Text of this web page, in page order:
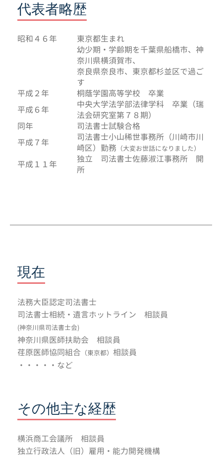
代表者略歴
昭和４６年
東京都生まれ
幼少期・学齢期を千葉県船橋市、神
奈川県横須賀市、
奈良県奈良市、東京都杉並区で過ご
す
平成２年
桐蔭学園高等学校 卒業
平成６年
中央大学法学部法律学科 卒業（瑞
法会研究室第７８期）
同年
司法書士試験合格
平成７年
司法書士小山稀世事務所（川崎市川
崎区）勤務 （大変お世話になりました）
平成１１年
独立 司法書士佐藤淑江事務所 開
所
現在
法務大臣認定司法書士
司法書士相続・遺言ホットライン 相談員
(神奈川県司法書士会)
神奈川県医師扶助会 相談員
荏原医師協同組合 （東京都） 相談員
・・・・・など
その他主な経歴
横浜商工会議所 相談員
独立行政法人（旧）雇用・能力開発機構